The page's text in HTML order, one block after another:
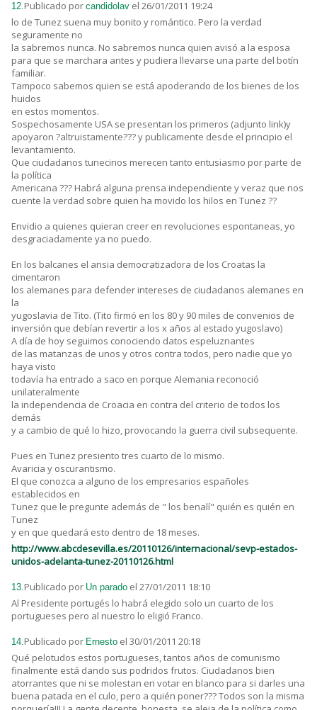
12.Publicado por candidolav el 26/01/2011 19:24
lo de Tunez suena muy bonito y romántico. Pero la verdad
seguramente no
la sabremos nunca. No sabremos nunca quien avisó a la esposa
para que se marchara antes y pudiera llevarse una parte del botín
familiar.
Tampoco sabemos quien se está apoderando de los bienes de los
huidos
en estos momentos.
Sospechosamente USA se presentan los primeros (adjunto link)y
apoyaron ?altruistamente??? y publicamente desde el principio el
levantamiento.
Que ciudadanos tunecinos merecen tanto entusiasmo por parte de
la política
Americana ??? Habrá alguna prensa independiente y veraz que nos
cuente la verdad sobre quien ha movido los hilos en Tunez ??
Envidio a quienes quieran creer en revoluciones espontaneas, yo
desgraciadamente ya no puedo.
En los balcanes el ansia democratizadora de los Croatas la
cimentaron
los alemanes para defender intereses de ciudadanos alemanes en
la
yugoslavia de Tito. (Tito firmó en los 80 y 90 miles de convenios de
inversión que debían revertir a los x años al estado yugoslavo)
A día de hoy seguimos conociendo datos espeluznantes
de las matanzas de unos y otros contra todos, pero nadie que yo
haya visto
todavía ha entrado a saco en porque Alemania reconoció
unilateralmente
la independencia de Croacia en contra del criterio de todos los
demás
y a cambio de qué lo hizo, provocando la guerra civil subsequente.
Pues en Tunez presiento tres cuarto de lo mismo.
Avaricia y oscurantismo.
El que conozca a alguno de los empresarios españoles
establecidos en
Tunez que le pregunte además de " los benalí" quién es quién en
Tunez
y en que quedará esto dentro de 18 meses.
http://www.abcdesevilla.es/20110126/internacional/sevp-estados-
unidos-adelanta-tunez-20110126.html
13.Publicado por Un parado el 27/01/2011 18:10
Al Presidente portugés lo habrá elegido solo un cuarto de los
portugueses pero al nuestro lo eligió Franco.
14.Publicado por Ernesto el 30/01/2011 20:18
Qué pelotudos estos portugueses, tantos años de comunismo
finalmente está dando sus podridos frutos. Ciudadanos bien
atorrantes que ni se molestan en votar en blanco para si darles una
buena patada en el culo, pero a quién poner??? Todos son la misma